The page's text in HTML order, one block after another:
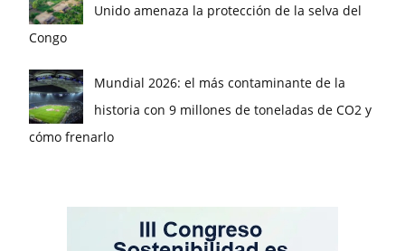
Unido amenaza la protección de la selva del
Congo
Mundial 2026: el más contaminante de la
historia con 9 millones de toneladas de CO2 y
cómo frenarlo